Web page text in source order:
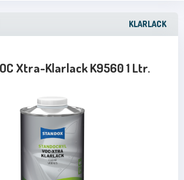
KLARLACK
Xtra-Klarlack K9560 1 Ltr.